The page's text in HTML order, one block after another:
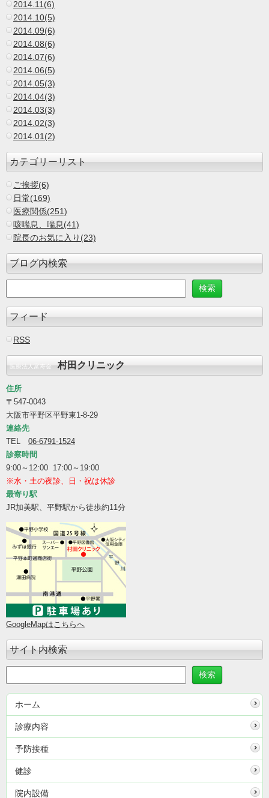
2014.11(6)
2014.10(5)
2014.09(6)
2014.08(6)
2014.07(6)
2014.06(5)
2014.05(3)
2014.04(3)
2014.03(3)
2014.02(3)
2014.01(2)
カテゴリーリスト
ご挨拶(6)
日常(169)
医療関係(251)
咳喘息、喘息(41)
院長のお気に入り(23)
ブログ内検索
フィード
RSS
医療法人富寿会村田クリニック
住所
〒547-0043
大阪市平野区平野東1-8-29
連絡先
TEL 06-6791-1524
診察時間
9:00～12:00 17:00～19:00
※水・土の夜診、日・祝は休診
最寄り駅
JR加美駅、平野駅から徒歩約11分
GoogleMapはこちらへ
サイト内検索
ホーム
診療内容
予防接種
健診
院内設備